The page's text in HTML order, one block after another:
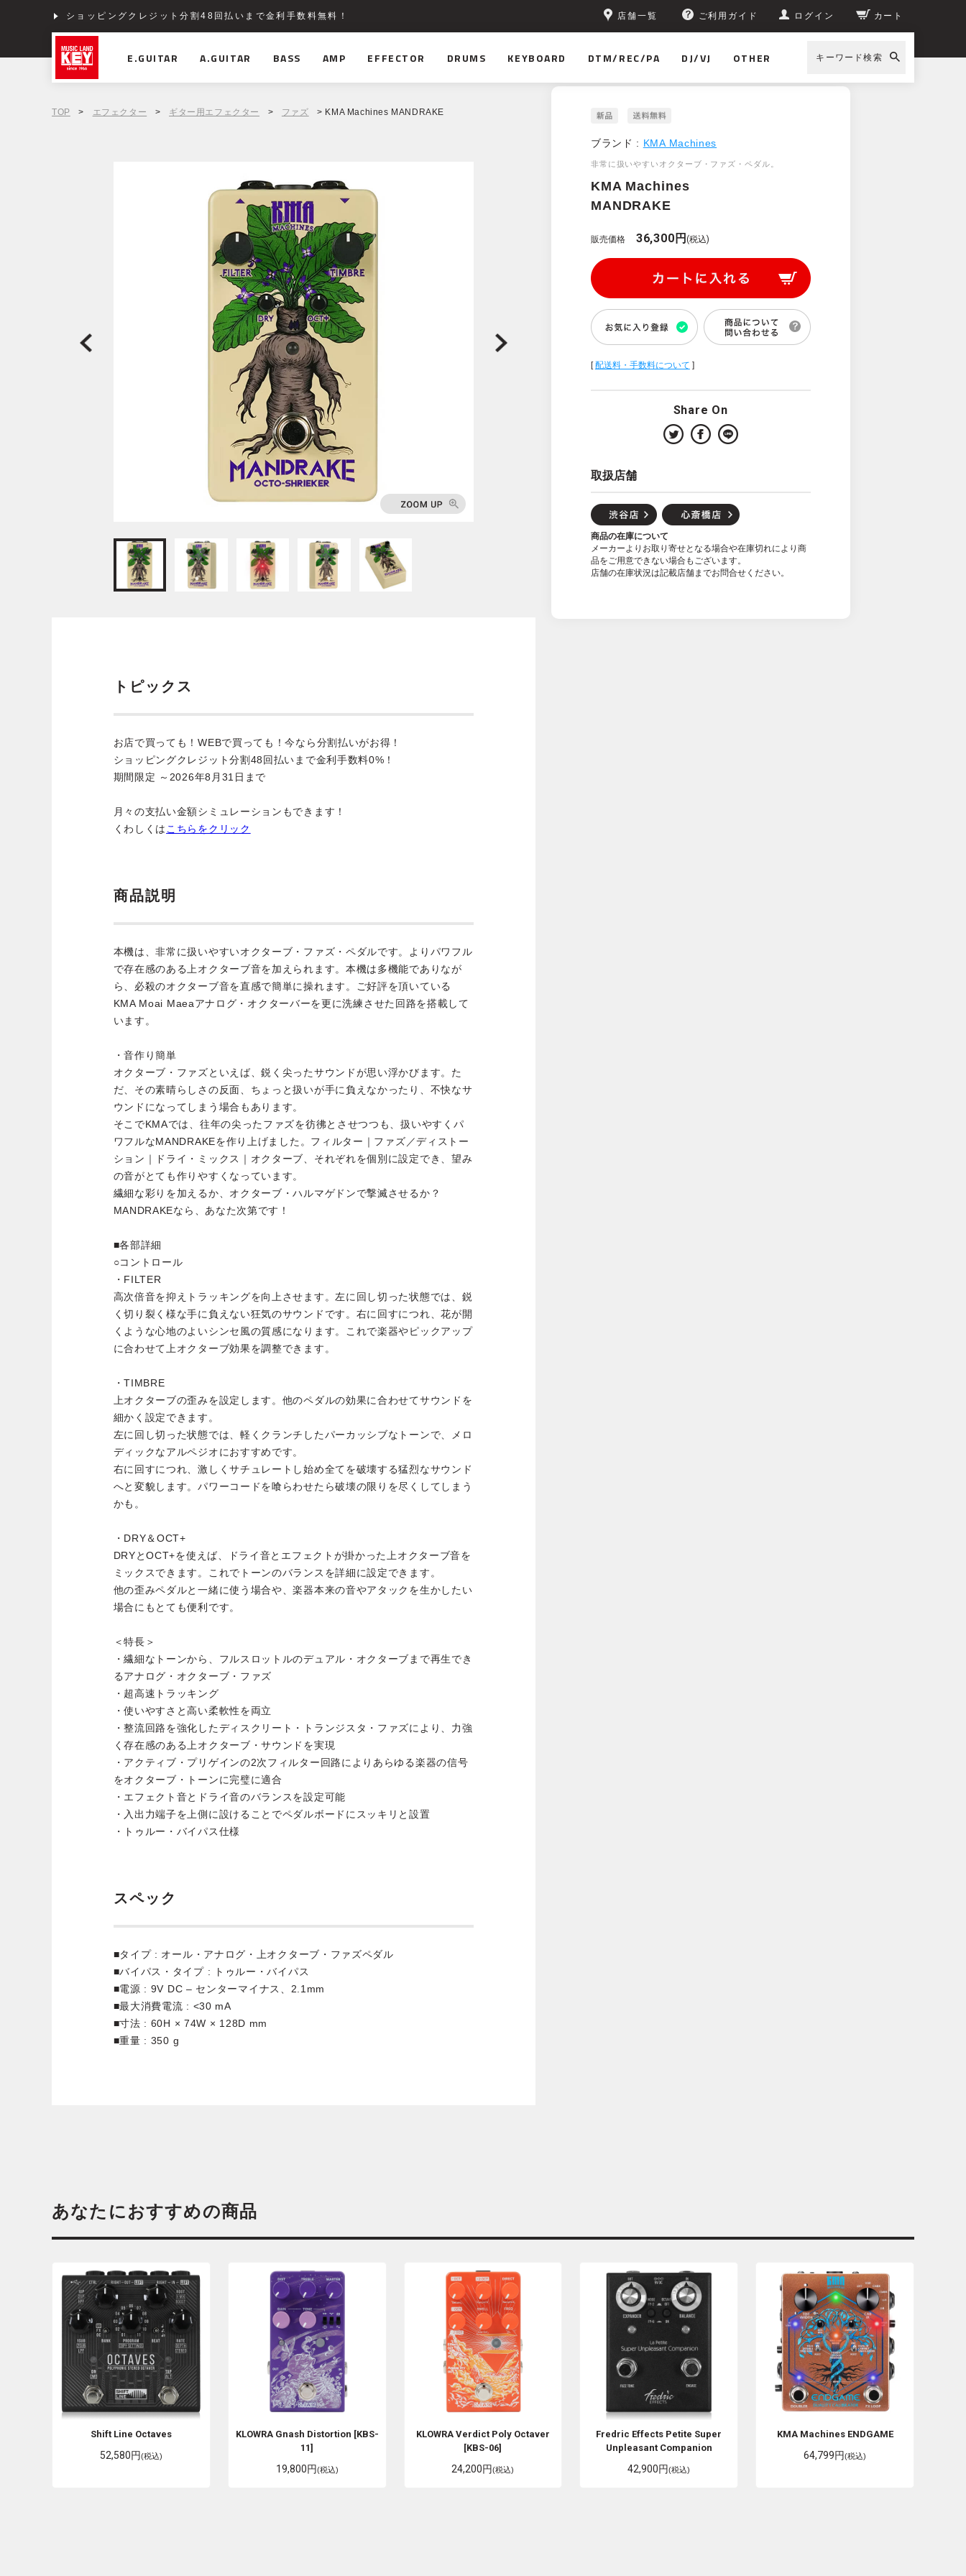
ショッピングクレジット分割48回払いまで金利手数料無料！ 店舗一覧 ご利用ガイド ログイン カート
E.GUITAR A.GUITAR BASS AMP EFFECTOR DRUMS KEYBOARD DTM/REC/PA DJ/VJ OTHER キーワード検索
TOP > エフェクター > ギター用エフェクター > ファズ > KMA Machines MANDRAKE
ブランド : KMA Machines
非常に扱いやすいオクターブ・ファズ・ペダル。
KMA Machines
MANDRAKE
販売価格 36,300円(税込)
[配送料・手数料について ]
Share On
取扱店舗
商品の在庫について
メーカーよりお取り寄せとなる場合や在庫切れにより商
品をご用意できない場合もございます。
店舗の在庫状況は記載店舗までお問合せください。
トピックス
お店で買っても！WEBで買っても！今なら分割払いがお得！
ショッピングクレジット分割48回払いまで金利手数料0%！
期間限定 ～2026年8月31日まで
月々の支払い金額シミュレーションもできます！
くわしくは こちらをクリック
商品説明
本機は、非常に扱いやすいオクターブ・ファズ・ペダルです。よりパワフル
で存在感のある上オクターブ音を加えられます。本機は多機能でありなが
ら、必殺のオクターブ音を直感で簡単に操れます。ご好評を頂いている
KMA Moai Maeaアナログ・オクターバーを更に洗練させた回路を搭載して
います。
・音作り簡単
オクターブ・ファズといえば、鋭く尖ったサウンドが思い浮かびます。た
だ、その素晴らしさの反面、ちょっと扱いが手に負えなかったり、不快なサ
ウンドになってしまう場合もあります。
そこでKMAでは、往年の尖ったファズを彷彿とさせつつも、扱いやすくパ
ワフルなMANDRAKEを作り上げました。フィルター｜ファズ／ディストー
ション｜ドライ・ミックス｜オクターブ、それぞれを個別に設定でき、望み
の音がとても作りやすくなっています。
繊細な彩りを加えるか、オクターブ・ハルマゲドンで撃滅させるか？
MANDRAKEなら、あなた次第です！
■各部詳細
○コントロール
・FILTER
高次倍音を抑えトラッキングを向上させます。左に回し切った状態では、鋭
く切り裂く様な手に負えない狂気のサウンドです。右に回すにつれ、花が開
くような心地のよいシンセ風の質感になります。これで楽器やピックアップ
に合わせて上オクターブ効果を調整できます。
・TIMBRE
上オクターブの歪みを設定します。他のペダルの効果に合わせてサウンドを
細かく設定できます。
左に回し切った状態では、軽くクランチしたパーカッシブなトーンで、メロ
ディックなアルペジオにおすすめです。
右に回すにつれ、激しくサチュレートし始め全てを破壊する猛烈なサウンド
へと変貌します。パワーコードを喰らわせたら破壊の限りを尽くしてしまう
かも。
・DRY＆OCT+
DRYとOCT+を使えば、ドライ音とエフェクトが掛かった上オクターブ音を
ミックスできます。これでトーンのバランスを詳細に設定できます。
他の歪みペダルと一緒に使う場合や、楽器本来の音やアタックを生かしたい
場合にもとても便利です。
＜特長＞
・繊細なトーンから、フルスロットルのデュアル・オクターブまで再生でき
るアナログ・オクターブ・ファズ
・超高速トラッキング
・使いやすさと高い柔軟性を両立
・整流回路を強化したディスクリート・トランジスタ・ファズにより、力強
く存在感のある上オクターブ・サウンドを実現
・アクティブ・プリゲインの2次フィルター回路によりあらゆる楽器の信号
をオクターブ・トーンに完璧に適合
・エフェクト音とドライ音のバランスを設定可能
・入出力端子を上側に設けることでペダルボードにスッキリと設置
・トゥルー・バイパス仕様
スペック
■タイプ : オール・アナログ・上オクターブ・ファズペダル
■バイパス・タイプ : トゥルー・バイパス
■電源 : 9V DC – センターマイナス、2.1mm
■最大消費電流 : <30 mA
■寸法 : 60H × 74W × 128D mm
■重量 : 350 g
あなたにおすすめの商品
Shift Line Octaves
52,580円(税込)
KLOWRA Gnash Distortion [KBS-
11]
19,800円(税込)
KLOWRA Verdict Poly Octaver
[KBS-06]
24,200円(税込)
Fredric Effects Petite Super
Unpleasant Companion
42,900円(税込)
KMA Machines ENDGAME
64,799円(税込)